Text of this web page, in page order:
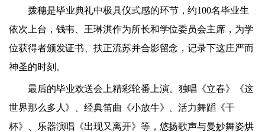
拨穗是毕业典礼中极具仪式感的环节，约100名毕业生
依次上台，钱韦、王琳淇作为所长和学位委员会主席，为学
位获得者颁发证书、扶正流苏并合影留念，记录下这庄严而
神圣的时刻。
最后的毕业欢送会上精彩轮番上演。独唱《立春》《这
世界那么多人》、经典笛曲《小放牛》、活力舞蹈《干
杯》、乐器演唱《出现又离开》等，悠扬歌声与曼妙舞姿烘